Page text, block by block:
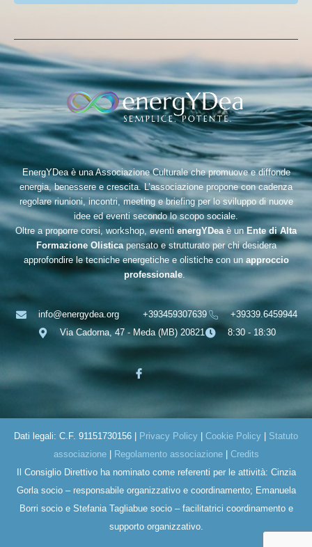
EnergYDea è una Associazione Culturale che promuove e diffonde
energia, benessere e crescita. L’associazione propone con cadenza
regolare riunioni, incontri, meeting e briefing per lo sviluppo di nuove
idee ed eventi secondo lo scopo sociale.
Oltre a proporre corsi, workshop, eventi energYDeaè unEnte di Alta
Formazione Olistica pensato e strutturato per chi desidera
approfondire le tecniche energetiche e olistiche con un approccio
professionale.
info@energydea.org +393459307639
+39339.6459944
Via Cadorna, 47 - Meda (MB) 20821
8:30 - 18:30
Dati legali: C.F. 91151730156 | Privacy Policy Cookie Policy
Statuto
associazione| Regolamento associazione| Credits
Il Consiglio Direttivo ha nominato come referenti per le attività: Cinzia
Gorla socio – responsabile organizzativo e coordinamento; Emanuela
Borri socio e Stefania Tagliabue socio – facilitatrici coordinamento e
supporto organizzativo.